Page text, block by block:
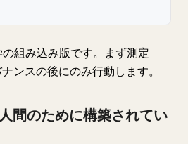
組み込み版です。まず測定
ンスの後にのみ行動します。
間のために構築されてい